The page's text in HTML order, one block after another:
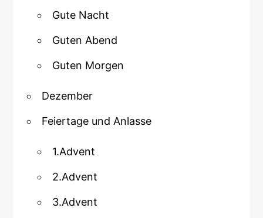
Gute Nacht
Guten Abend
Guten Morgen
Dezember
Feiertage und Anlasse
1.Advent
2.Advent
3.Advent